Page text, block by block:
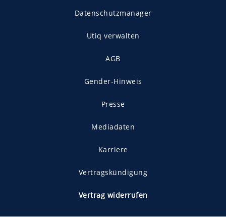
Datenschutzmanager
Utiq verwalten
AGB
Gender-Hinweis
Presse
Mediadaten
Karriere
Vertragskündigung
Vertrag widerrufen